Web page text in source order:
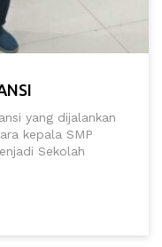
yang dijalankan
kepala SMP
Sekolah